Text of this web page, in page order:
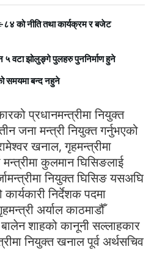
को नीति तथा कार्यक्रम र बजेट
५ वटा झोलुङ्गे पुलहरु पुननिर्माण हुने
समयमा बन्द नहुने
प्रधानमन्त्रीमा नियुक्त
जना मन्त्री नियुक्त गर्नुभएको
खनाल, गृहमन्त्रीमा
कुलमान घिसिङलाई
नियुक्त घिसिङ यसअघि
निर्देशक पदमा
अर्याल काठमाडौँ
शाहको कानूनी सल्लाहकार
नियुक्त खनाल पूर्व अर्थसचिव